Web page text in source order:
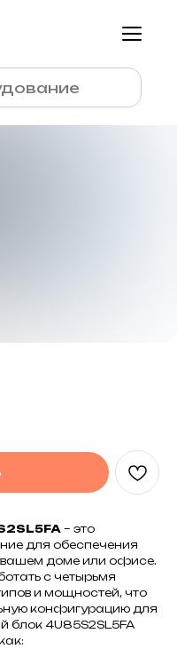
– это
для обеспечения
доме или офисе.
с четырьмя
и мощностей, что
конфигурацию для
4U85S2SL5FA